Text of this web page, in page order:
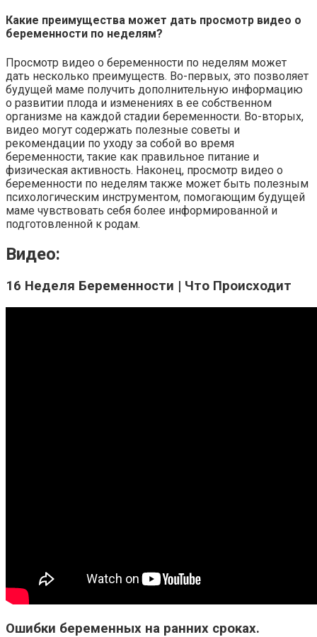
Какие преимущества может дать просмотр видео о
беременности по неделям?
Просмотр видео о беременности по неделям может
дать несколько преимуществ. Во-первых, это позволяет
будущей маме получить дополнительную информацию
о развитии плода и изменениях в ее собственном
организме на каждой стадии беременности. Во-вторых,
видео могут содержать полезные советы и
рекомендации по уходу за собой во время
беременности, такие как правильное питание и
физическая активность. Наконец, просмотр видео о
беременности по неделям также может быть полезным
психологическим инструментом, помогающим будущей
маме чувствовать себя более информированной и
подготовленной к родам.
Видео:
16 Неделя Беременности | Что Происходит
Ошибки беременных на ранних сроках.